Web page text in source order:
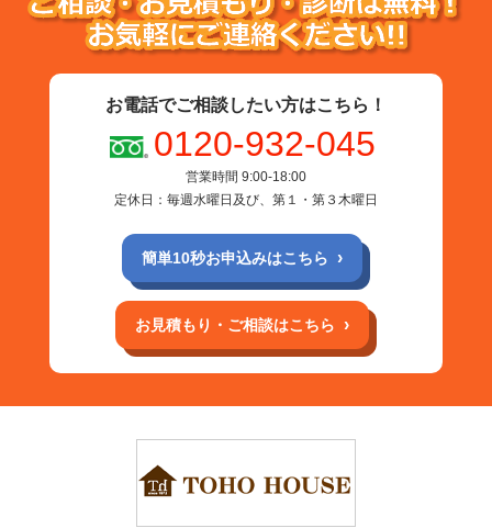
お電話でご相談したい方はこちら！
0120-932-045
営業時間 9:00-18:00
定休日：毎週水曜日及び、第１・第３木曜日
簡単10秒お申込みはこちら
お見積もり・ご相談はこちら